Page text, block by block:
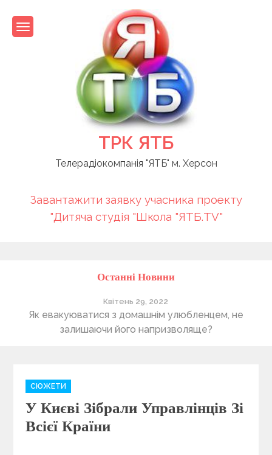
content
ТРК ЯТБ
Телерадіокомпанія "ЯТБ" м. Херсон
Завантажити заявку учасника проекту
"Дитяча студія "Школа "ЯТБ.TV"
Останні Новини
Квітень 29, 2022
Як евакуюватися з домашнім улюбленцем, не
залишаючи його напризволяще?
C
a
t
e
g
СЮЖЕТИ
У Києві Зібрали Управлінців Зі
Всієї Країни